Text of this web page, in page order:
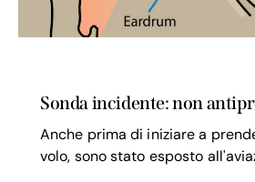
Sonda incidente: non
Anche prima di iniziare a
volo, sono stato esposto